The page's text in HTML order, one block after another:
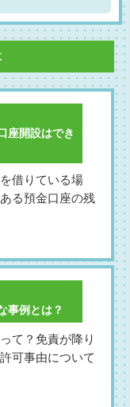
座開設はでき
借りている場
る預金口座の残
事例とは？
て？免責が降り
可事由について